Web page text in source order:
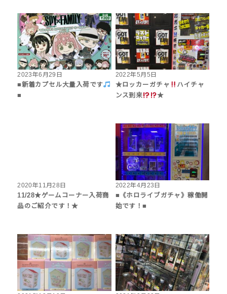
2023年6月29日
■新着カプセル大量入荷です
■
2022年5月5日
★ロッカーガチャ
ハイチャ
ンス到来
★
2020年11月28日
11/28★ゲームコーナー入荷商
品のご紹介です！★
2022年4月23日
■《ホロライブガチャ》稼働開
始です！■